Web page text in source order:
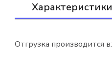
Характеристики
Отгрузка производится в: